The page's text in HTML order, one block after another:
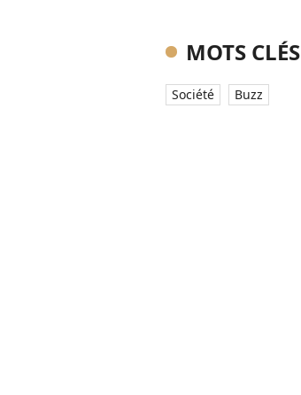
MOTS CLÉS
Société Buzz